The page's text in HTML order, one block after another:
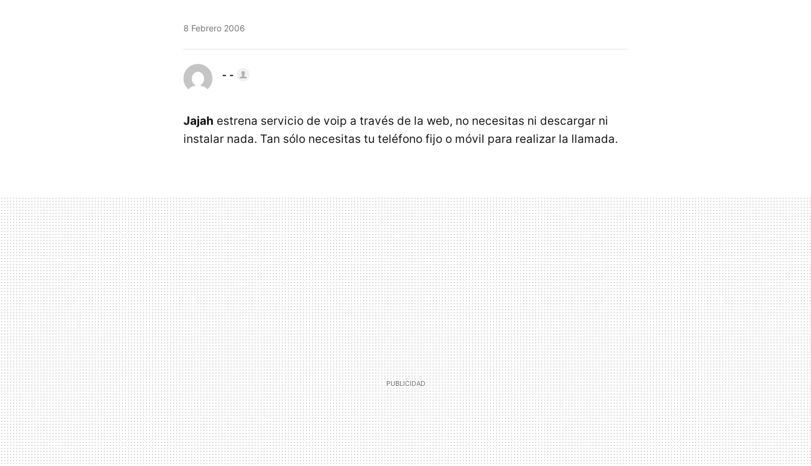
8 Febrero 2006
- -
Jajah estrena servicio de voip a través de la web, no necesitas ni descargar ni
instalar nada. Tan sólo necesitas tu teléfono fijo o móvil para realizar la llamada.